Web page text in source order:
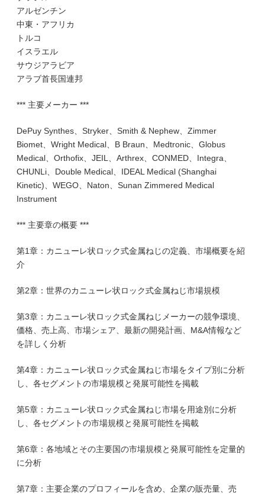
アルゼンチン
中東・アフリカ
トルコ
イスラエル
サウジアラビア
アラブ首長国連邦
*** 主要メーカー ***
DePuy Synthes、Stryker、Smith & Nephew、Zimmer
Biomet、Wright Medical、B Braun、Medtronic、Globus
Medical、Orthofix、JEIL、Arthrex、CONMED、Integra、
CHUNLi、Double Medical、IDEAL Medical (Shanghai
Kinetic)、WEGO、Naton、Sunan Zimmered Medical
Instrument
*** 主要章の概要 ***
第1章：カニューレ状ロック式金属ねじの定義、市場概要を紹
介
第2章：世界のカニューレ状ロック式金属ねじ市場規模
第3章：カニューレ状ロック式金属ねじメーカーの競争環境、
価格、売上高、市場シェア、最新の開発計画、M&A情報など
を詳しく分析
第4章：カニューレ状ロック式金属ねじ市場をタイプ別に分析
し、各セグメントの市場規模と発展可能性を掲載
第5章：カニューレ状ロック式金属ねじ市場を用途別に分析
し、各セグメントの市場規模と発展可能性を掲載
第6章：各地域とその主要国の市場規模と発展可能性を定量的
に分析
第7章：主要企業のプロフィールを含め、企業の販売量、売